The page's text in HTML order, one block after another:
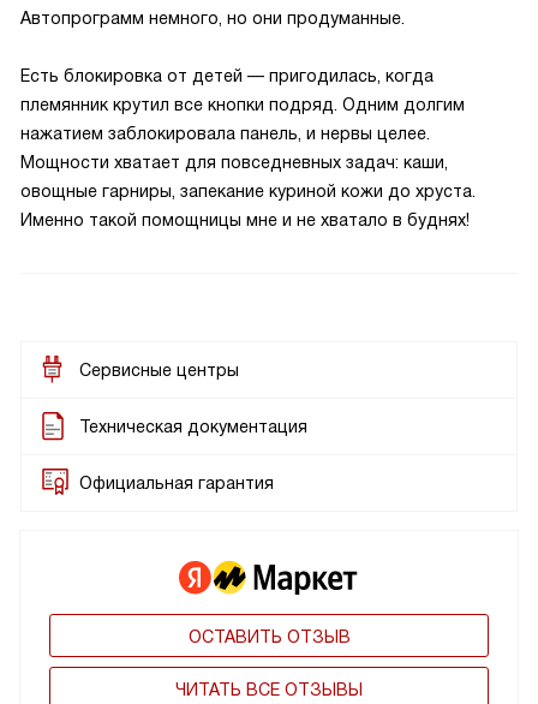
Автопрограмм немного, но они продуманные.
Есть блокировка от детей — пригодилась, когда
племянник крутил все кнопки подряд. Одним долгим
нажатием заблокировала панель, и нервы целее.
Мощности хватает для повседневных задач: каши,
овощные гарниры, запекание куриной кожи до хруста.
Именно такой помощницы мне и не хватало в буднях!
Сервисные центры
Техническая документация
Официальная гарантия
ОСТАВИТЬ ОТЗЫВ
ЧИТАТЬ ВСЕ ОТЗЫВЫ